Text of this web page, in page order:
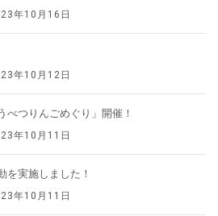
年10月16日
年10月12日
べつりんごめぐり」開催！
年10月11日
を実施しました！
年10月11日